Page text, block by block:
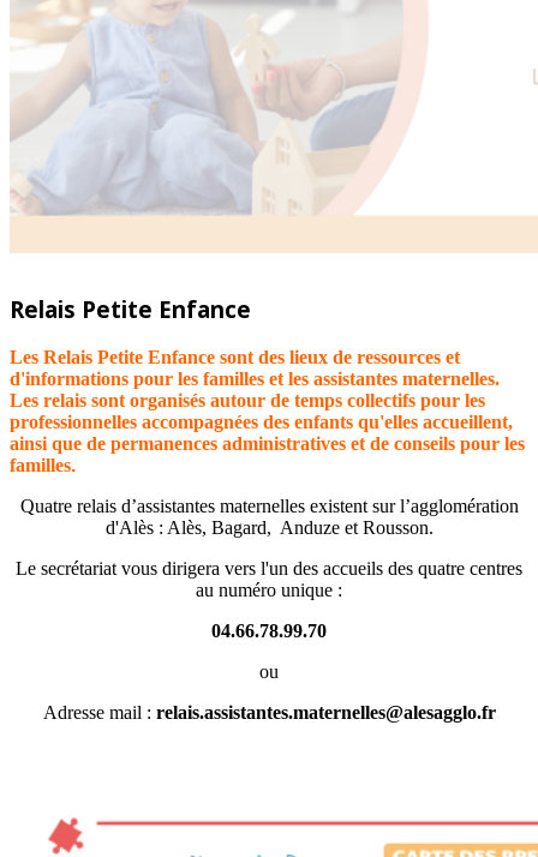
Relais Petite Enfance
Les Relais Petite Enfance sont des lieux de ressources et
d'informations pour les familles et les assistantes maternelles.
Les relais sont organisés autour de temps collectifs pour les
professionnelles accompagnées des enfants qu'elles accueillent,
ainsi que de permanences administratives et de conseils pour les
familles.
Quatre relais d’assistantes maternelles existent sur l’agglomération
d'Alès : Alès, Bagard, Anduze et Rousson.
Le secrétariat vous dirigera vers l'un des accueils des quatre centres
au numéro unique :
04.66.78.99.70
ou
Adresse mail : relais.assistantes.maternelles@alesagglo.fr